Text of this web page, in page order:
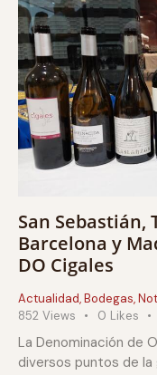
San
Barcelona y
DO Cigales
Actualidad,Bodegas,
852 Views 0 Likes
La Denominación de
diversos puntos de